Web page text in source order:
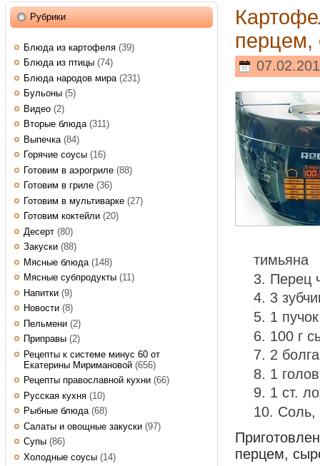
Рубрики
Блюда из картофеля (39)
Блюда из птицы (74)
Блюда народов мира (231)
Бульоны (5)
Видео (2)
Вторые блюда(311)
Выпечка (84)
Горячие соусы (16)
Готовим в аэрогриле (88)
Готовим в гриле (36)
Готовим в мультиварке (27)
Готовим коктейли (20)
Десерт (80)
Закуски (88)
Мясные блюда (148)
Мясные субпродукты (11)
Напитки (9)
Новости (8)
Пельмени (2)
Приправы (2)
Рецепты к системе минус 60 от
Екатерины Миримановой (656)
Рецепты православной кухни (66)
Русская кухня (10)
Рыбные блюда(68)
Салаты и овощные закуски (97)
Супы (86)
Холодные соусы (14)
перцем,
тимьяна
Перец
3
1
100 г
2
1
1 ст.
Соль,
перцем,